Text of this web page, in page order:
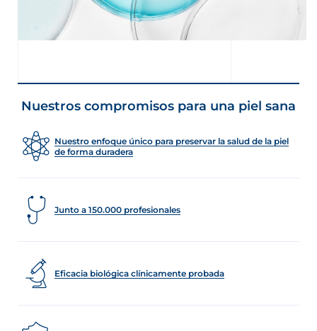
Nuestros compromisos para una piel sana
Nuestro enfoque único para preservar la salud de la piel
de forma duradera
Junto a 150.000 profesionales
Eficacia biológica clínicamente probada